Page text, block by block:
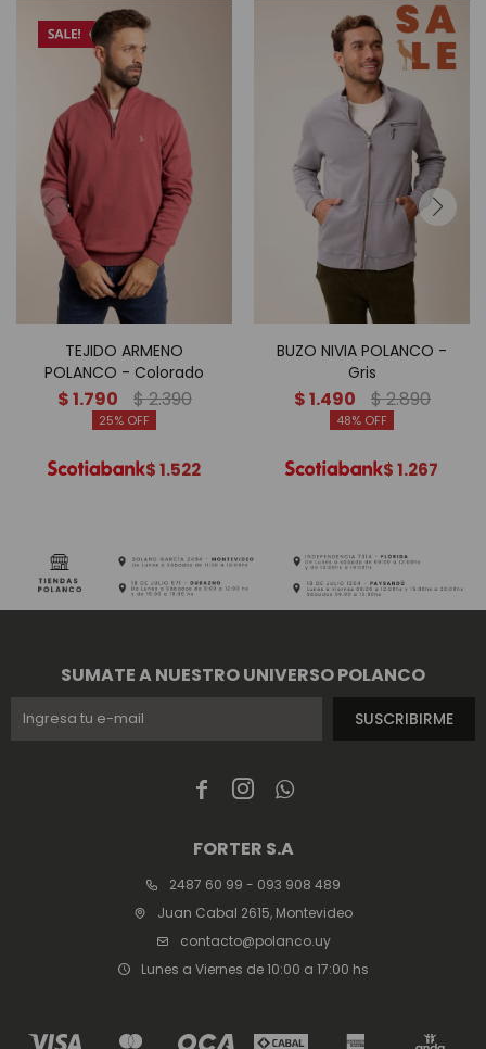
TEJIDO ARMENO
POLANCO - Colorado
$1.790 $2.390
25
$1.522
BUZO NIVIA POLANCO -
Gris
$1.490 $2.890
48
$1.267
  
FORTER S.A
2487 60 99 - 093 908 489
Juan Cabal 2615, Montevideo
contacto@polanco.uy
Lunes a Viernes de 10:00 a 17:00 hs
SUMATE A NUESTRO UNIVERSO POLANCO
SUSCRIBIRME